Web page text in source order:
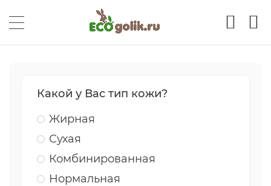
Какой у Вас тип кожи?
Жирная
Сухая
Комбинированная
Нормальная